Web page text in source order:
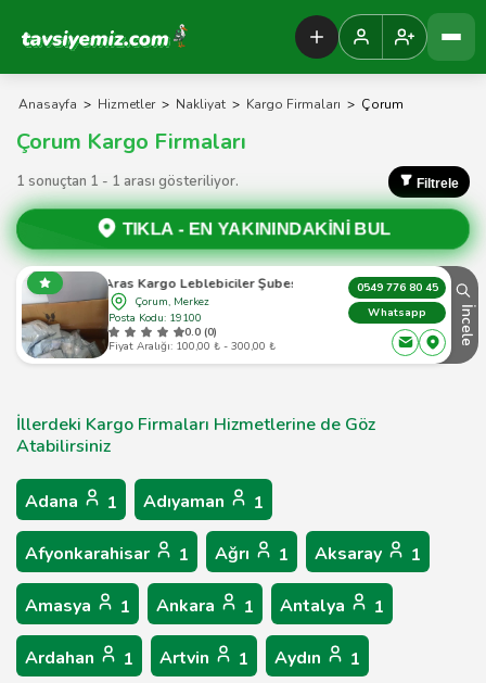
Tavsiyemiz Anasayfa
Anasayfa > Hizmetler > Nakliyat > Kargo Firmaları > Çorum
Çorum Kargo Firmaları
1 sonuçtan 1 - 1 arası gösteriliyor. Filtrele
TIKLA - EN YAKININDAKİNİ BUL
Aras Kargo Leblebiciler Şubesi
Çorum, Merkez
Posta Kodu: 19100
0.0 (0)
Fiyat Aralığı: 100,00 ₺ - 300,00 ₺
0549 776 80 45
Whatsapp
İncele
İllerdeki Kargo Firmaları Hizmetlerine de Göz
Atabilirsiniz
Adana 1 Adıyaman 1
Afyonkarahisar 1 Ağrı 1 Aksaray 1
Amasya 1 Ankara 1 Antalya 1
Ardahan 1 Artvin 1 Aydın 1